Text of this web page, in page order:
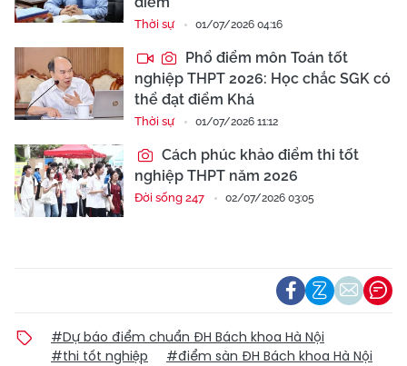
Thời sự 01/07/2026 04:16
Phổ điểm môn Toán tốt
nghiệp THPT 2026: Học chắc SGK có
thể đạt điểm Khá
Thời sự 01/07/2026 11:12
Cách phúc khảo điểm thi tốt
nghiệp THPT năm 2026
Đời sống 247 02/07/2026 03:05
#Dự báo điểm chuẩn ĐH Bách khoa Hà Nội
#thi tốt nghiệp
#điểm sàn ĐH Bách khoa Hà Nội